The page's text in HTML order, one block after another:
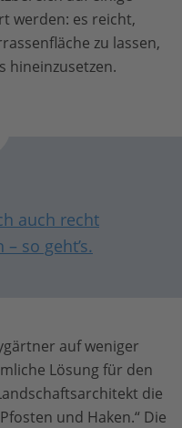
werden: es reicht,
zu lassen,
hineinzusetzen.
auch recht
so geht’s.
auf weniger
Lösung für den
die
und Haken.“ Die